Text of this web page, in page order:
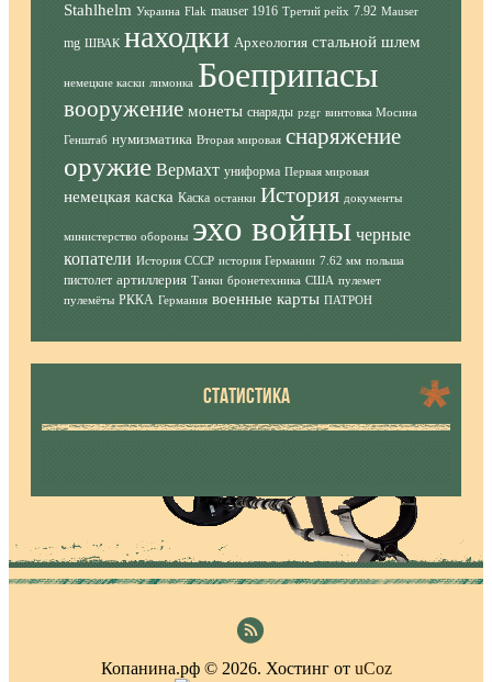
Stahlhelm Украина Flak mauser 1916 Третий рейх 7.92 Mauser
mg ШВАК находки Археология стальной шлем
немецкие каски лимонка Боеприпасы
вооружение монеты снаряды pzgr винтовка Мосина
Генштаб нумизматика Вторая мировая снаряжение
оружие Вермахт униформа Первая мировая
немецкая каска Каска останки История документы
министерство обороны эхо войны черные
копатели История СССР история Германии 7.62 мм польша
пистолет артиллерия Танки бронетехника США пулемет
пулемёты РККА Германия военные карты ПАТРОН
СТАТИСТИКА
Копанина.рф © 2026. Хостинг от uCoz